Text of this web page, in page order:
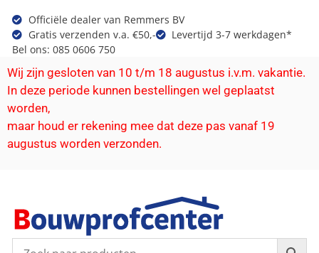
Officiële dealer van Remmers BV
Gratis verzenden v.a. €50,-
Levertijd 3-7 werkdagen*
Bel ons: 085 0606 750
Wij zijn gesloten van 10 t/m 18 augustus i.v.m. vakantie.
In deze periode kunnen bestellingen wel geplaatst
worden,
maar houd er rekening mee dat deze pas vanaf 19
augustus worden verzonden.